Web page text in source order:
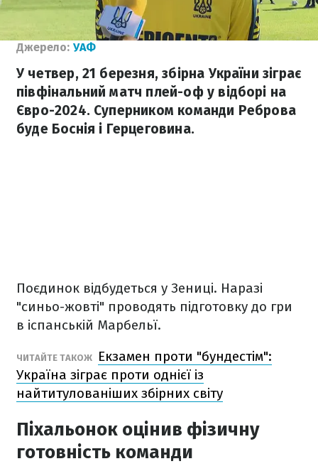
Джерело: УАФ
У четвер, 21 березня, збірна України зіграє
півфінальний матч плей-оф у відборі на
Євро-2024. Суперником команди Реброва
буде Боснія і Герцеговина.
Поєдинок відбудеться у Зениці. Наразі
"синьо-жовті" проводять підготовку до гри
в іспанській Марбельї.
ЧИТАЙТЕ ТАКОЖ
Екзамен проти "бундестім":
Україна зіграє проти однієї із
найтитулованіших збірних світу
Піхальонок оцінив фізичну
готовність команди